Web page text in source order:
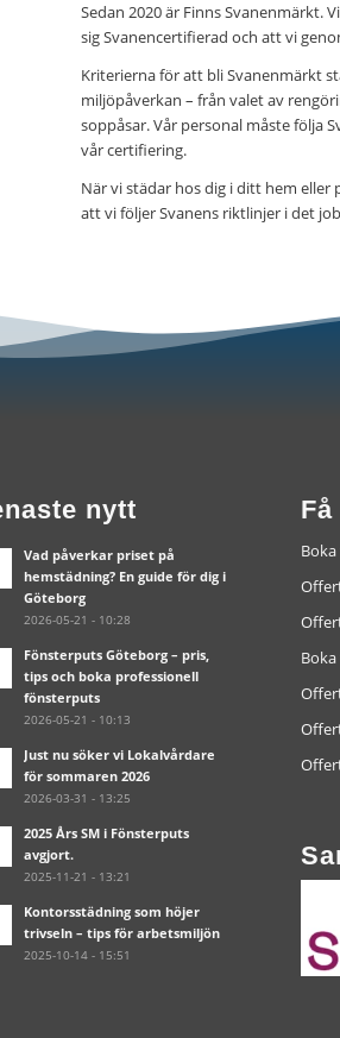
Sedan 2020 är Finns Svanenmärkt.
sig Svanencertifierad och att vi
Kriterierna för att bli Svanenmärkt
miljöpåverkan – från valet av
soppåsar. Vår personal måste följa
vår certifiering.
När vi städar hos dig i ditt hem
att vi följer Svanens riktlinjer i det
nytt
Vad påverkar priset på
hemstädning? En guide för dig i
Göteborg
2026-05-21 - 10:28
Fönsterputs Göteborg – pris,
tips och boka professionell
fönsterputs
2026-05-21 - 10:13
Just nu söker vi Lokalvårdare
för sommaren 2026
2026-03-31 - 13:25
2025 Års SM i Fönsterputs
avgjort.
2025-11-21 - 13:21
Kontorsstädning som höjer
trivseln – tips för arbetsmiljön
2025-10-14 - 15:51